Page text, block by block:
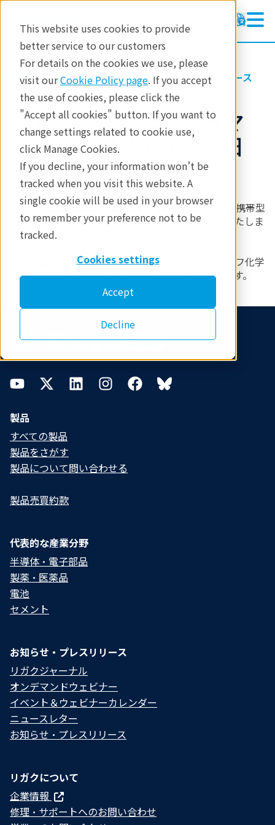
This website uses cookies to provide
better service to our customers
For details on the cookies we use, please
visit ourCookie Policy page. If you accept
the use of cookies, please click the
"Accept all cookies" button. If you want to
change settings related to cookie use,
click Manage Cookies.
If you decline, your information won’t be
tracked when you visit this website. A
single cookie will be used in your browser
to remember your preference not to be
tracked.
Cookies settings
Accept
Decline
リガクについて お知らせ・プレスリリース
【お知らせ】携帯型ラマ
ン分析装置「Icon-X」日
本国内販売開始
薬物や危険物などの化学的脅威を迅速に識別する、携帯型
ラマン分析装置「Icon-X」の日本国内販売を開始いたしま
した。
※日本国内版における「GPS」および「スタンドオフ化学
分析機能」は、2026年1月頃の実装を予定しています。
Footer
YouTubeTwitterLinkedInInstagramFacebookBluesky
製品
すべての製品
製品をさがす
製品について問い合わせる​
製品売買約款
代表的な産業分野
半導体・電子部品
製薬・医薬品
電池
セメント
お知らせ・プレスリリース
リガクジャーナル
オンデマンドウェビナー
イベント＆ウェビナーカレンダー
ニュースレター
お知らせ・プレスリリース
リガクについて
企業情報
修理・サポートへのお問い合わせ